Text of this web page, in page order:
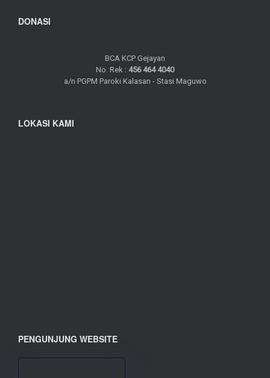
DONASI
BCA KCP Gejayan
No. Rek : 456 464 4040
a/n PGPM Paroki Kalasan - Stasi Maguwo
LOKASI KAMI
PENGUNJUNG WEBSITE